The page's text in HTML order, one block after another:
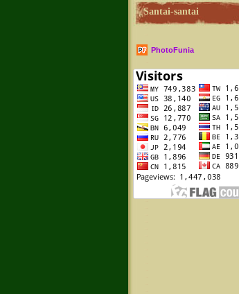
Santai-santai
PhotoFunia